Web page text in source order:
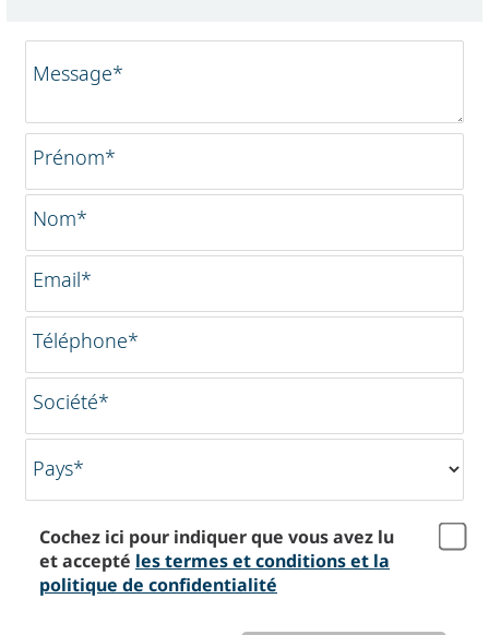
Message*
Prénom*
Nom*
Email*
Téléphone*
Société*
Pays*
Cochez ici pour indiquer que vous avez lu
et accepté les termes et conditions et la
politique de confidentialité